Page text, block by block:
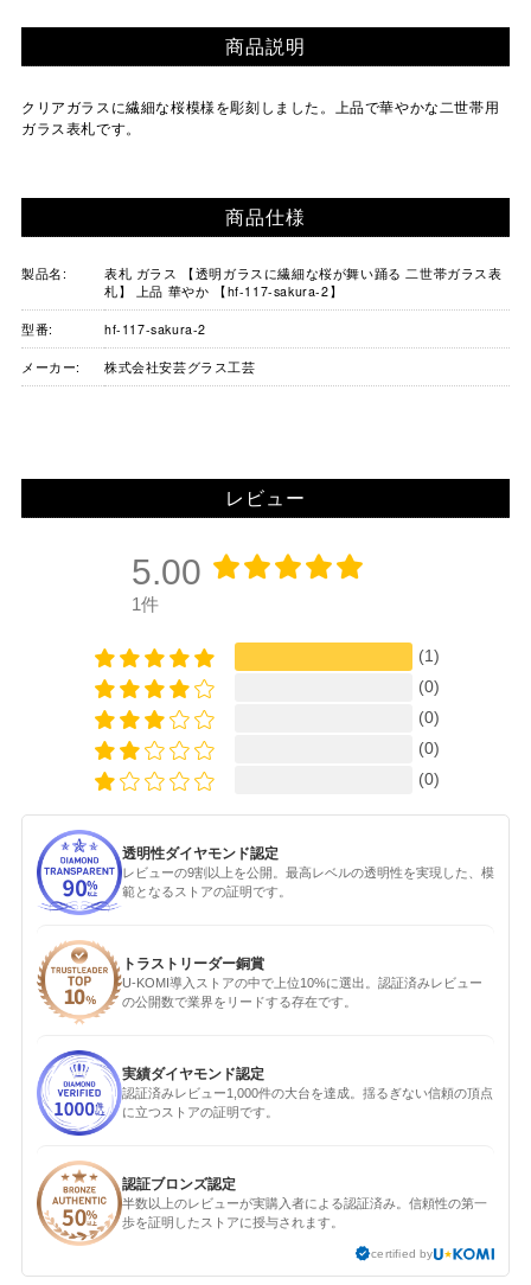
商品説明
クリアガラスに繊細な桜模様を彫刻しました。上品で華やかな二世帯用
ガラス表札です。
商品仕様
製品名:
表札 ガラス 【透明ガラスに繊細な桜が舞い踊る 二世帯ガラス表
札】 上品 華やか 【hf-117-sakura-2】
型番: hf-117-sakura-2
メーカー: 株式会社安芸グラス工芸
レビュー
5.00
1件
(1)
(0)
(0)
(0)
(0)
透明性ダイヤモンド認定
レビューの9割以上を公開。最高レベルの透明性を実現した、模
範となるストアの証明です。
トラストリーダー銅賞
U-KOMI導入ストアの中で上位10%に選出。認証済みレビュー
の公開数で業界をリードする存在です。
実績ダイヤモンド認定
認証済みレビュー1,000件の大台を達成。揺るぎない信頼の頂点
に立つストアの証明です。
認証ブロンズ認定
半数以上のレビューが実購入者による認証済み。信頼性の第一
歩を証明したストアに授与されます。
certified by